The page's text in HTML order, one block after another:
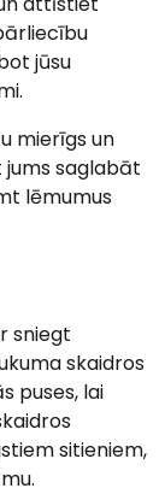
jūsu
mierīgs un
saglabāt
lēmumus
sniegt
skaidros
puses, lai
sitieniem,